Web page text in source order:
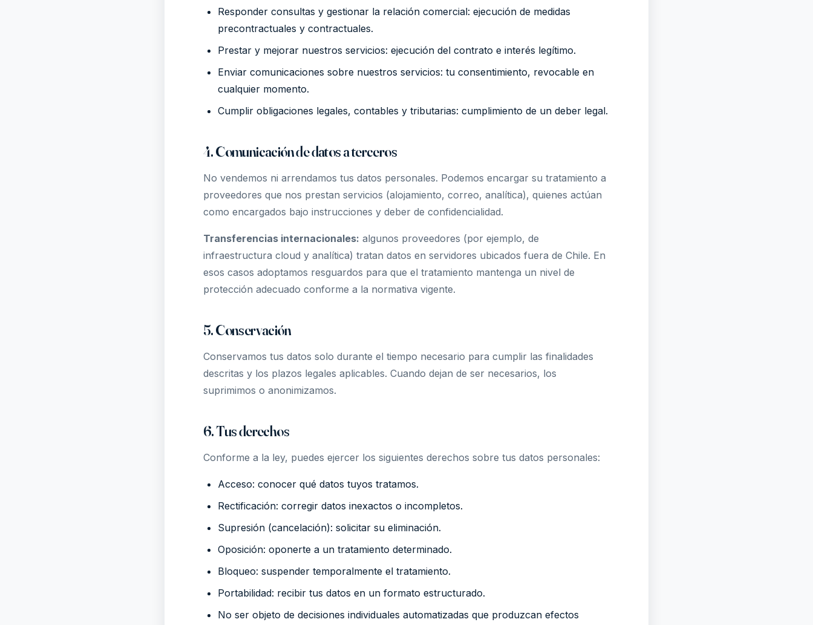
Responder consultas y gestionar la relación comercial: ejecución de medidas
precontractuales y contractuales.
Prestar y mejorar nuestros servicios: ejecución del contrato e interés legítimo.
Enviar comunicaciones sobre nuestros servicios: tu consentimiento, revocable en
cualquier momento.
Cumplir obligaciones legales, contables y tributarias: cumplimiento de un deber legal.
4. Comunicación de datos a terceros
No vendemos ni arrendamos tus datos personales. Podemos encargar su tratamiento a
proveedores que nos prestan servicios (alojamiento, correo, analítica), quienes actúan
como encargados bajo instrucciones y deber de confidencialidad.
Transferencias internacionales: algunos proveedores (por ejemplo, de
infraestructura cloud y analítica) tratan datos en servidores ubicados fuera de Chile. En
esos casos adoptamos resguardos para que el tratamiento mantenga un nivel de
protección adecuado conforme a la normativa vigente.
5. Conservación
Conservamos tus datos solo durante el tiempo necesario para cumplir las finalidades
descritas y los plazos legales aplicables. Cuando dejan de ser necesarios, los
suprimimos o anonimizamos.
6. Tus derechos
Conforme a la ley, puedes ejercer los siguientes derechos sobre tus datos personales:
Acceso: conocer qué datos tuyos tratamos.
Rectificación: corregir datos inexactos o incompletos.
Supresión (cancelación): solicitar su eliminación.
Oposición: oponerte a un tratamiento determinado.
Bloqueo: suspender temporalmente el tratamiento.
Portabilidad: recibir tus datos en un formato estructurado.
No ser objeto de decisiones individuales automatizadas que produzcan efectos